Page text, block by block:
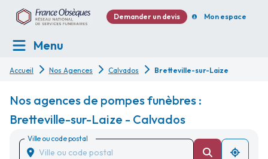
Demander un devis Mon espace
Menu
Accueil Nos Agences Calvados Bretteville-sur-Laize
Nos agences de pompes funèbres :
Bretteville-sur-Laize - Calvados
Ville ou code postal